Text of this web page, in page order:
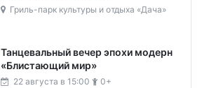
Гриль-парк культуры и отдыха «Дача»
Танцевальный вечер эпохи модерн
«Блистающий мир»
22 августа в 15:00
0+